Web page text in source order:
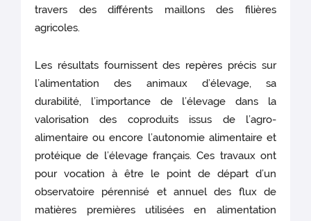
travers des différents maillons des filières
agricoles.
Les résultats fournissent des repères précis sur
l’alimentation des animaux d’élevage, sa
durabilité, l’importance de l’élevage dans la
valorisation des coproduits issus de l’agro-
alimentaire ou encore l’autonomie alimentaire et
protéique de l’élevage français. Ces travaux ont
pour vocation à être le point de départ d’un
observatoire pérennisé et annuel des flux de
matières premières utilisées en alimentation